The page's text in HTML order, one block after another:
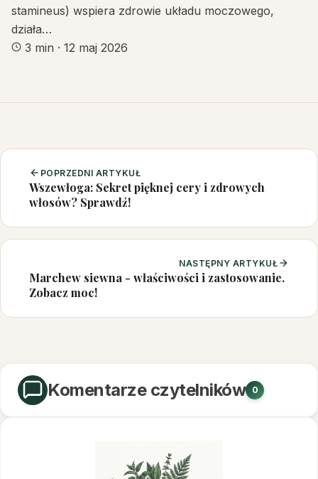
stamineus) wspiera zdrowie układu moczowego,
działa…
3 min · 12 maj 2026
POPRZEDNI ARTYKUŁ
Wszewłoga: Sekret pięknej cery i zdrowych
włosów? Sprawdź!
NASTĘPNY ARTYKUŁ
Marchew siewna - właściwości i zastosowanie.
Zobacz moc!
Komentarze czytelników 0